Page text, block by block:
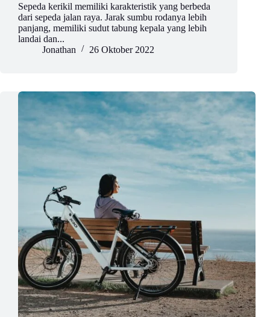
Sepeda kerikil memiliki karakteristik yang berbeda
dari sepeda jalan raya. Jarak sumbu rodanya lebih
panjang, memiliki sudut tabung kepala yang lebih
landai dan...
Jonathan
26 Oktober 2022